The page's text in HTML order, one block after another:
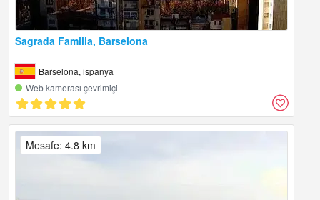
Sagrada Familia, Barselona
Barselona, ispanya
Web kamerası çevrimiçi
Mesafe: 4.8 km